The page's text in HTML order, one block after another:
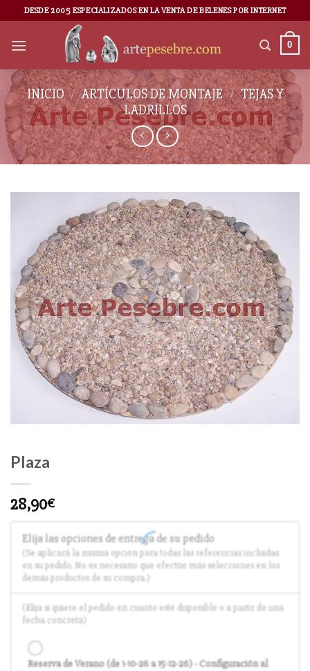
DESDE 2005 ESPECIALIZADOS EN LA VENTA DE BELENES POR INTERNET
0
INICIO / ARTÍCULOS DE MONTAJE / TEJAS Y
LADRILLOS
Plaza
28,90€
Elija las opciones de entrega de su pedido
(Se aplicará la misma opción para todas las referencias incluidas
en su pedido. No es necesario que efectúe más selecciones en los
demás productos de su compra.)
(Elija si quiere el pedido en cuanto esté disponible o a partir de una
fecha concreta)
Reserva de Verano (de 1-10-26 a 15-12-26) - Configuración al